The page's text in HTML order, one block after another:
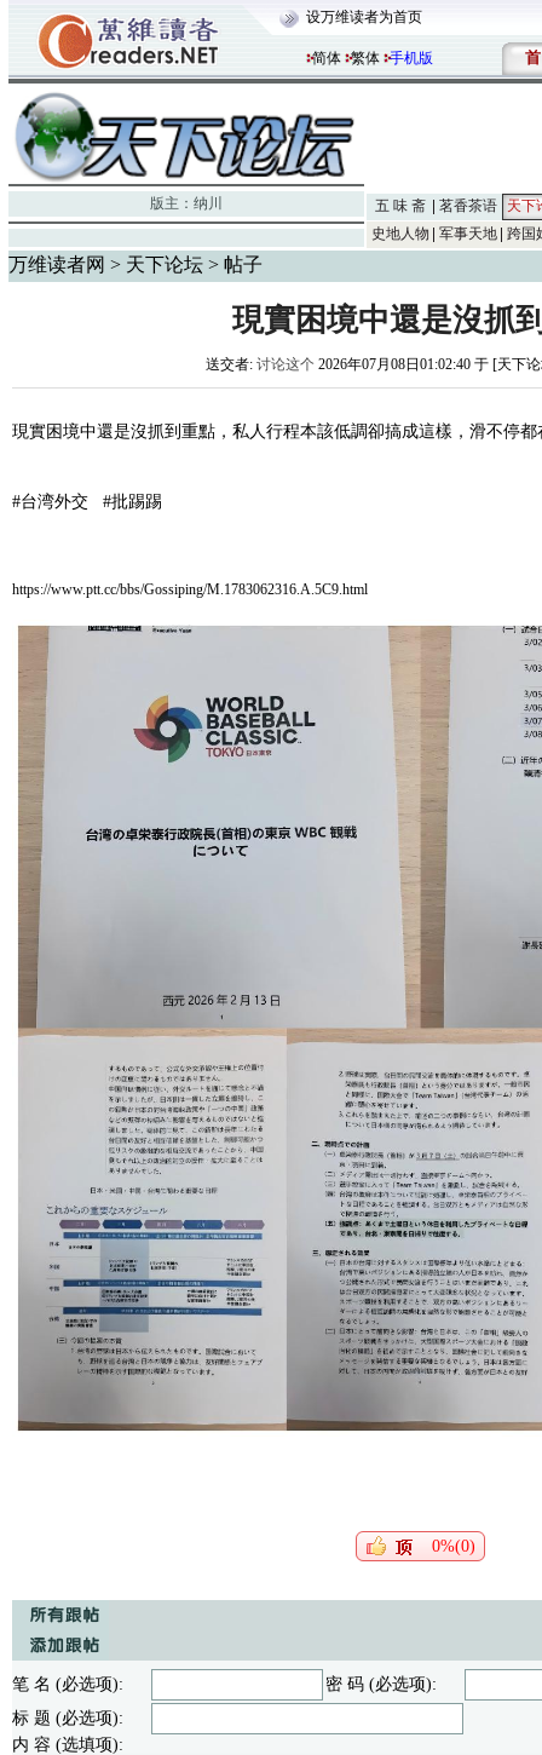
设万维读者为首页
简体 繁体 手机版 首
版主： 纳川 五 味 斋 茗香茶语
天下
史地人物
军事天地 跨国
万维读者网 > 天下论坛 > 帖子
現實困境中還是沒抓
送交者: 讨论这个 2026年07月08日01:02:40 于 [天下
現實困境中還是沒抓到重點，私人行程本該低調卻搞成這樣，滑不停
#台湾外交 #批踢踢
https://www.ptt.cc/bbs/Gossiping/M.1783062316.A.5C9.html
0%(0)
笔 名 (必选项):
密 码 (必选项):
标 题 (必选项):
内 容 (选填项):